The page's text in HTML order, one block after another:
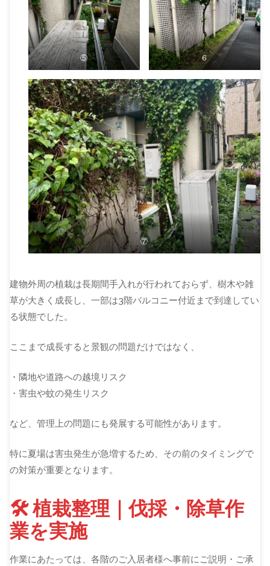
⑤ ６
⑦
建物外周の植栽は長期間手入れが行われておらず、樹木や雑
草が大きく成長し、一部は3階バルコニー付近まで到達してい
る状態でした。
ここまで成長すると景観の問題だけではなく、
・隣地や道路への越境リスク
・害虫や蚊の発生リスク
など、管理上の問題にも発展する可能性があります。
特に夏場は害虫発生が急増するため、その前のタイミングで
の対策が重要となります。
🛠 植栽整理｜伐採・除草作
業を実施
作業にあたっては、各階のご入居者様へ事前にご説明・ご承